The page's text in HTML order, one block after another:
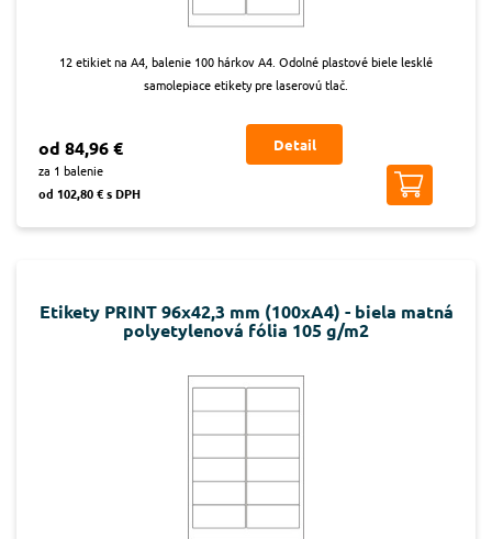
12 etikiet na A4, balenie 100 hárkov A4. Odolné plastové biele lesklé
samolepiace etikety pre laserovú tlač.
od 84,96 €
za 1 balenie
od 102,80 € s DPH
Detail
Etikety PRINT 96x42,3 mm (100xA4) - biela matná
polyetylenová fólia 105 g/m2